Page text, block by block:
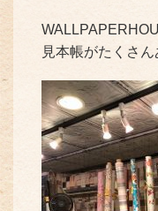
見本帳がたくさん